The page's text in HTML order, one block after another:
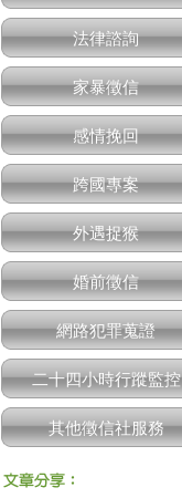
法律諮詢
家暴徵信
感情挽回
跨國專案
外遇捉猴
婚前徵信
網路犯罪蒐證
二十四小時行蹤監控
其他徵信社服務